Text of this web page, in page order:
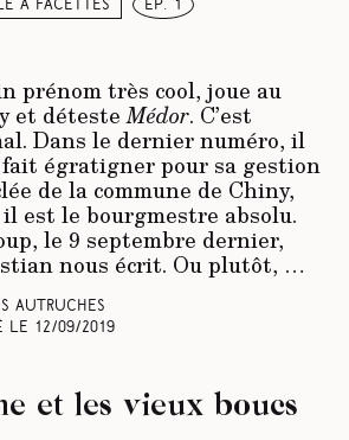
à facettes ép. 1
prénom très cool, joue au
et détesteMédor. C’est
Dans le dernier numéro, il
fait égratigner pour sa gestion
de la commune de Chiny,
est le bourgmestre absolu.
le 9 septembre dernier,
nous écrit. Ou plutôt, …
Autruches
le
12/09/2019
et les vieux boucs